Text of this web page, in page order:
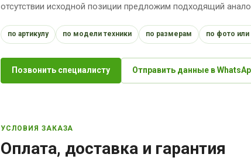
отсутствии исходной позиции предложим подходящий
по артикулу по модели техники по размерам по фото
Позвонить специалисту Отправить данные в
УСЛОВИЯ ЗАКАЗА
Оплата, доставка и гарантия